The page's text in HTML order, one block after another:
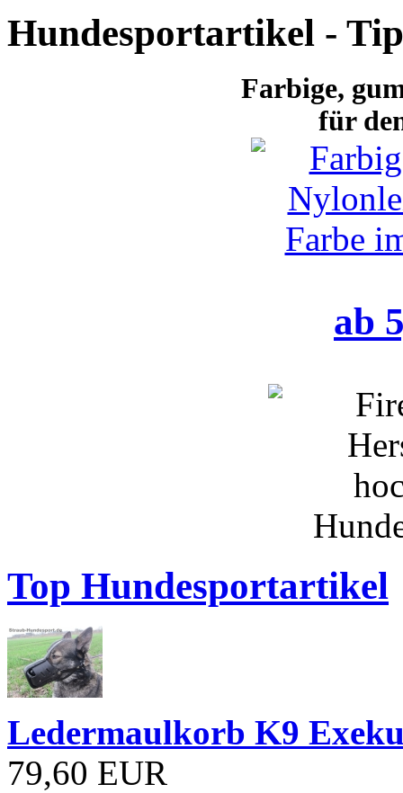
Hundesportartikel - Tip
Farbige,
für
ab
Top Hundesportartikel
Ledermaulkorb K9
79,60 EUR